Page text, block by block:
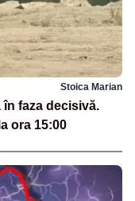
Stoica Marian
faza decisivă.
ora 15:00